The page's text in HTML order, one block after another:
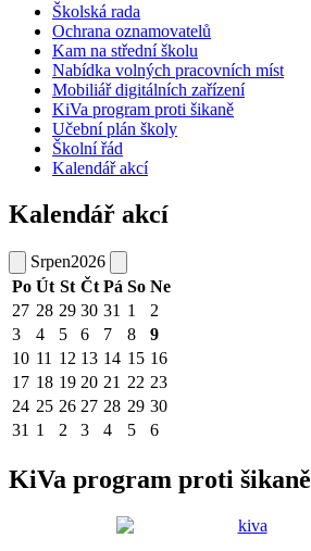
Školská rada
Ochrana oznamovatelů
Kam na střední školu
Nabídka volných pracovních míst
Mobiliář digitálních zařízení
KiVa program proti šikaně
Učební plán školy
Školní řád
Kalendář akcí
Kalendář akcí
Srpen2026
Po Út St Čt Pá So Ne
27 28 29 30 31 1
2
3
4 5 6 7 8
9
10 11 12 13 14 15 16
17 18 19 20 21 22 23
24 25 26 27 28 29 30
31 1 2 3 4 5 6
KiVa program proti šikaně